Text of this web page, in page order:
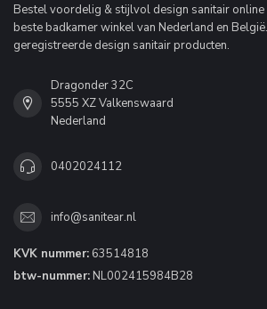
Bestel voordelig & stijlvol design sanitair
beste badkamer winkel van Nederland en
geregistreerde design sanitair producten.
Dragonder 32C
5555 XZ Valkenswaard
Nederland
0402024112
info@sanitear.nl
KVK nummer: 63514818
btw-nummer: NL002415984B28